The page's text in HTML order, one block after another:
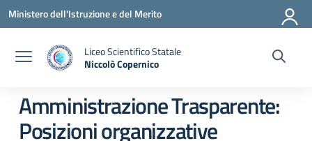
Vai ai contenuti
Vai al menu di navigazione
Vai al footer
Ministero dell'Istruzione e del Merito
Liceo Scientifico Statale
Niccolò Copernico
Amministrazione Trasparente:
Posizioni organizzative